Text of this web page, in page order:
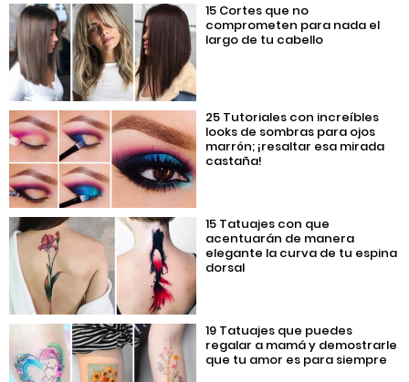
15 Cortes que no
comprometen para nada el
largo de tu cabello
25 Tutoriales con increíbles
looks de sombras para ojos
marrón; ¡resaltar esa mirada
castaña!
15 Tatuajes con que
acentuarán de manera
elegante la curva de tu espina
dorsal
19 Tatuajes que puedes
regalar a mamá y demostrarle
que tu amor es para siempre